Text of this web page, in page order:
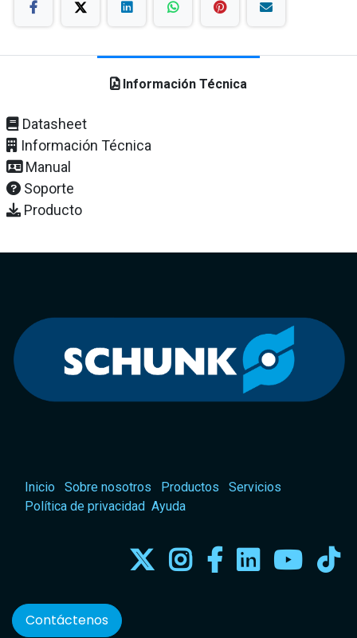
Información Técnica
Datasheet
Información Técnica
Manual
Soporte
Producto
Inicio Sobre nosotros Productos
Servicios
Política de privacidad Ayuda
Contáctenos